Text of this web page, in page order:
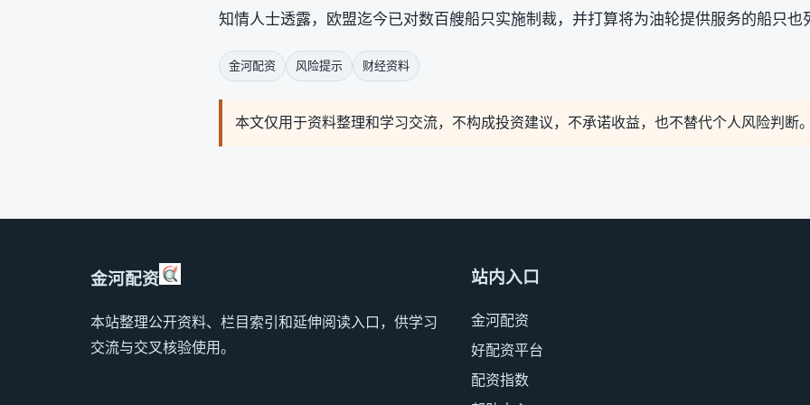
知情人士透露，欧盟迄今已对数百艘船只实施制裁，并打算将为油轮提供服务的船只也
金河配资 风险提示 财经资料
本文仅用于资料整理和学习交流，不构成投资建议，不承诺收益，也不替代个人风险判断。
金河配资
本站整理公开资料、栏目索引和延伸阅读入口，供学习
交流与交叉核验使用。
站内入口
金河配资
好配资平台
配资指数